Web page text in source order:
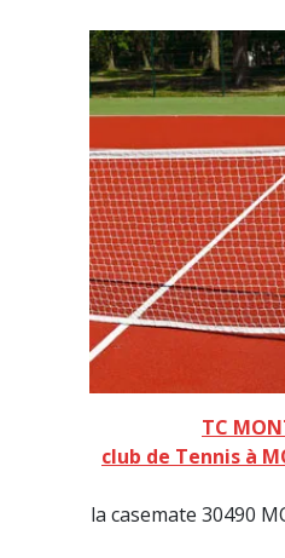
TC
club de Tennis à
la casemate 30490